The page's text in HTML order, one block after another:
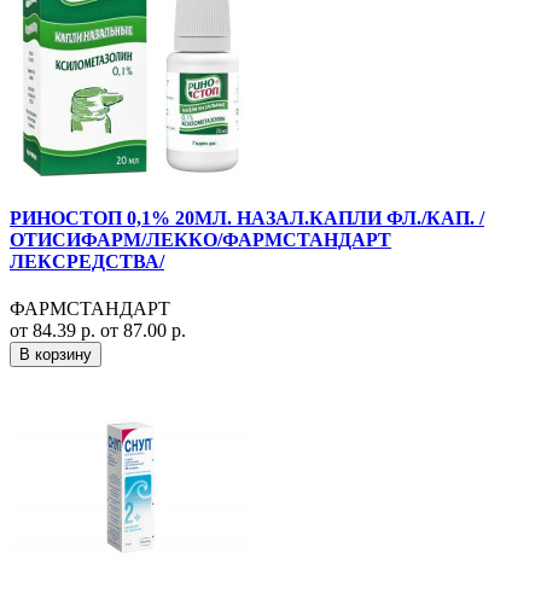
РИНОСТОП 0,1% 20МЛ. НАЗАЛ.КАПЛИ ФЛ./КАП. /
ОТИСИФАРМ/ЛЕККО/ФАРМСТАНДАРТ
ЛЕКСРЕДСТВА/
ФАРМСТАНДАРТ
от 84.39 р. от 87.00 р.
В корзину